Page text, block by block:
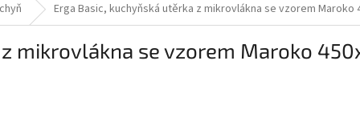
Erga Basic, kuchyňská utěrka z mikrovlákna se vzorem Maroko
mikrovlákna se vzorem Maroko